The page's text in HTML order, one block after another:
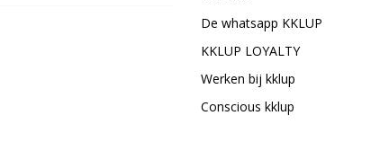
De whatsapp KKLUP
KKLUP LOYALTY
Werken bij kklup
Conscious kklup